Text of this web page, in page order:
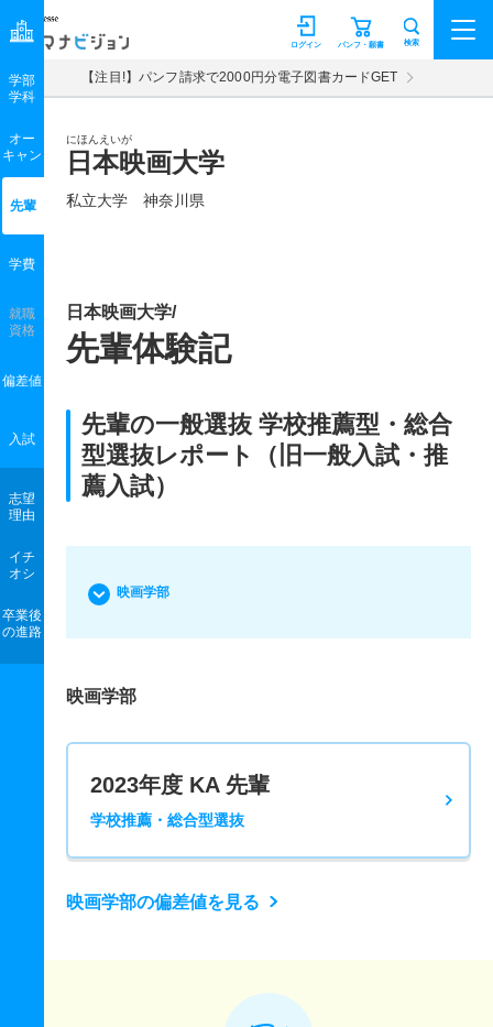
マナビジョン パンフ・願書
ログイン 検索
【注目!】パンフ請求で2000円分電子図書カードGET
にほんえいが
日本映画大学
私立大学 神奈川県
学部
学科
オー
キャン
先輩
学費
就職
資格
偏差値
入試
志望
理由
イチ
オシ
卒業後
の進路
日本映画大学/
先輩体験記
先輩の一般選抜 学校推薦型・総合
型選抜レポート（旧一般入試・推
薦入試）
映画学部
映画学部
2023年度 KA 先輩
学校推薦・総合型選抜
映画学部の偏差値を見る